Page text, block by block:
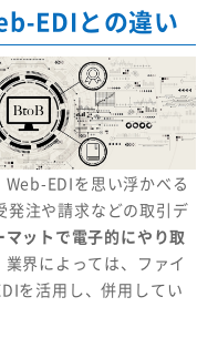
EDIとの違い
EDIを思い浮かべる
注や請求などの取引デ
ットで電子的にやり取
界によっては、ファイ
を活用し、併用してい